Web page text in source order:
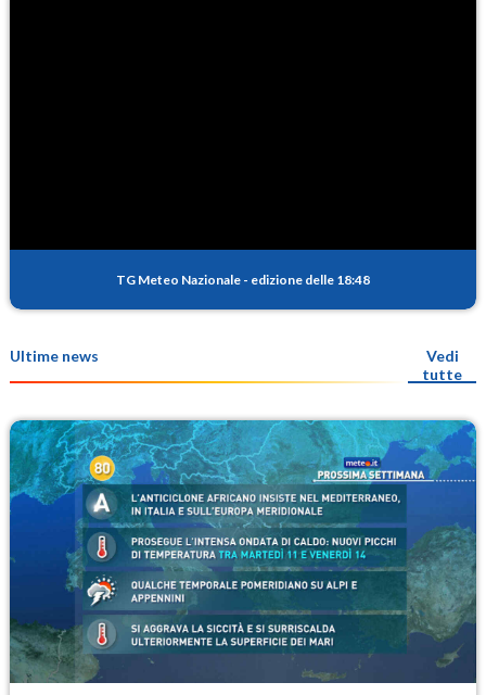
TG Meteo Nazionale - edizione delle 18:48
Ultime news
Vedi
tutte